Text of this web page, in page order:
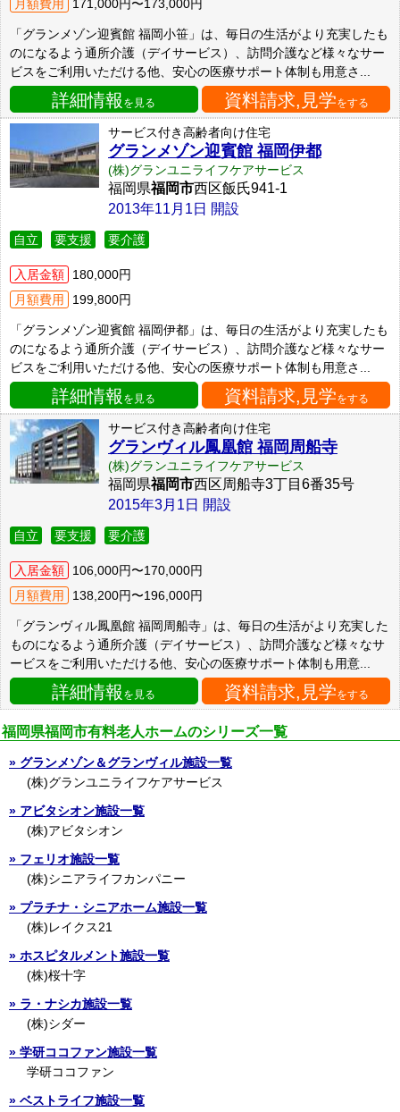
月額費用 171,000円〜173,000円
「グランメゾン迎賓館 福岡小笹」は、毎日の生活がより充実したも
のになるよう通所介護（デイサービス）、訪問介護など様々なサー
ビスをご利用いただける他、安心の医療サポート体制も用意さ...
詳細情報 を見る 資料請求,見学をする
サービス付き高齢者向け住宅
グランメゾン迎賓館 福岡伊都
(株)グランユニライフケアサービス
福岡県福岡市西区飯氏941-1
2013年11月1日 開設
自立 要支援 要介護
入居金額
180,000円
月額費用
199,800円
「グランメゾン迎賓館 福岡伊都」は、毎日の生活がより充実したも
のになるよう通所介護（デイサービス）、訪問介護など様々なサー
ビスをご利用いただける他、安心の医療サポート体制も用意さ...
詳細情報 を見る 資料請求,見学をする
サービス付き高齢者向け住宅
グランヴィル鳳凰館 福岡周船寺
(株)グランユニライフケアサービス
福岡県福岡市西区周船寺3丁目6番35号
2015年3月1日 開設
自立 要支援 要介護
入居金額
106,000円〜170,000円
月額費用
138,200円〜196,000円
「グランヴィル鳳凰館 福岡周船寺」は、毎日の生活がより充実した
ものになるよう通所介護（デイサービス）、訪問介護など様々なサ
ービスをご利用いただける他、安心の医療サポート体制も用意...
詳細情報 を見る 資料請求,見学をする
福岡県福岡市有料老人ホームのシリーズ一覧
グランメゾン＆グランヴィル施設一覧
(株)グランユニライフケアサービス
アビタシオン施設一覧
(株)アビタシオン
フェリオ施設一覧
(株)シニアライフカンパニー
プラチナ・シニアホーム施設一覧
(株)レイクス21
ホスピタルメント施設一覧
(株)桜十字
ラ・ナシカ施設一覧
(株)シダー
学研ココファン施設一覧
学研ココファン
ベストライフ施設一覧